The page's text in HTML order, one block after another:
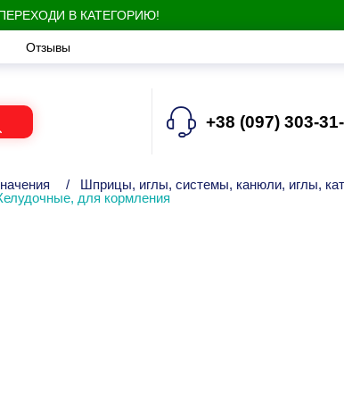
В КАТЕГОРИЮ!
Отзывы
+38 (097) 303-
/ Шприцы, иглы, системы, канюли, иглы,
для кормления